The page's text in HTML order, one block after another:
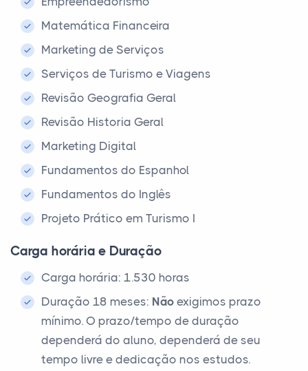
Matemática Financeira
Marketing de Serviços
Serviços de Turismo e Viagens
Revisão Geografia Geral
Revisão Historia Geral
Marketing Digital
Fundamentos do Espanhol
Fundamentos do Inglês
Projeto Prático em Turismo I
Carga horária e Duração
Carga horária: 1.530 horas
Duração 18 meses: Não exigimos prazo
mínimo. O prazo/tempo de duração
dependerá do aluno, dependerá de seu
tempo livre e dedicação nos estudos.